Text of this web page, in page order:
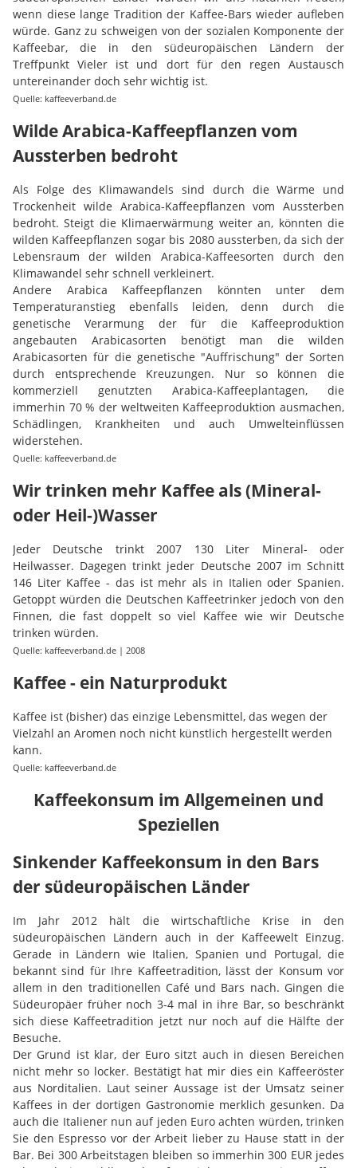
wenn diese lange Tradition der Kaffee-Bars wieder aufleben
würde. Ganz zu schweigen von der sozialen Komponente der
Kaffeebar, die in den südeuropäischen Ländern der
Treffpunkt Vieler ist und dort für den regen Austausch
untereinander doch sehr wichtig ist.
Quelle: kaffeeverband.de
Wilde Arabica-Kaffeepflanzen vom
Aussterben bedroht
Als Folge des Klimawandels sind durch die Wärme und
Trockenheit wilde Arabica-Kaffeepflanzen vom Aussterben
bedroht. Steigt die Klimaerwärmung weiter an, könnten die
wilden Kaffeepflanzen sogar bis 2080 aussterben, da sich der
Lebensraum der wilden Arabica-Kaffeesorten durch den
Klimawandel sehr schnell verkleinert.
Andere Arabica Kaffeepflanzen könnten unter dem
Temperaturanstieg ebenfalls leiden, denn durch die
genetische Verarmung der für die Kaffeeproduktion
angebauten Arabicasorten benötigt man die wilden
Arabicasorten für die genetische "Auffrischung" der Sorten
durch entsprechende Kreuzungen. Nur so können die
kommerziell genutzten Arabica-Kaffeeplantagen, die
immerhin 70 % der weltweiten Kaffeeproduktion ausmachen,
Schädlingen, Krankheiten und auch Umwelteinflüssen
widerstehen.
Quelle: kaffeeverband.de
Wir trinken mehr Kaffee als (Mineral-
oder Heil-)Wasser
Jeder Deutsche trinkt 2007 130 Liter Mineral- oder
Heilwasser. Dagegen trinkt jeder Deutsche 2007 im Schnitt
146 Liter Kaffee - das ist mehr als in Italien oder Spanien.
Getoppt würden die Deutschen Kaffeetrinker jedoch von den
Finnen, die fast doppelt so viel Kaffee wie wir Deutsche
trinken würden.
Quelle: kaffeeverband.de | 2008
Kaffee - ein Naturprodukt
Kaffee ist (bisher) das einzige Lebensmittel, das wegen der
Vielzahl an Aromen noch nicht künstlich hergestellt werden
kann.
Quelle: kaffeeverband.de
Kaffeekonsum im Allgemeinen und
Speziellen
Sinkender Kaffeekonsum in den Bars
der südeuropäischen Länder
Im Jahr 2012 hält die wirtschaftliche Krise in den
südeuropäischen Ländern auch in der Kaffeewelt Einzug.
Gerade in Ländern wie Italien, Spanien und Portugal, die
bekannt sind für Ihre Kaffeetradition, lässt der Konsum vor
allem in den traditionellen Café und Bars nach. Gingen die
Südeuropäer früher noch 3-4 mal in ihre Bar, so beschränkt
sich diese Kaffeetradition jetzt nur noch auf die Hälfte der
Besuche.
Der Grund ist klar, der Euro sitzt auch in diesen Bereichen
nicht mehr so locker. Bestätigt hat mir dies ein Kaffeeröster
aus Norditalien. Laut seiner Aussage ist der Umsatz seiner
Kaffees in der dortigen Gastronomie merklich gesunken. Da
auch die Italiener nun auf jeden Euro achten würden, trinken
Sie den Espresso vor der Arbeit lieber zu Hause statt in der
Bar. Bei 300 Arbeitstagen bleiben so immerhin 300 EUR jedes